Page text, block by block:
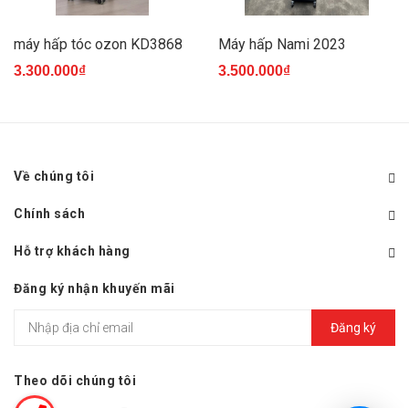
máy hấp tóc ozon KD3868
3.300.000₫
Máy hấp Nami 2023
3.500.000₫
Về chúng tôi
Chính sách
Hỗ trợ khách hàng
Đăng ký nhận khuyến mãi
Đăng ký
Theo dõi chúng tôi